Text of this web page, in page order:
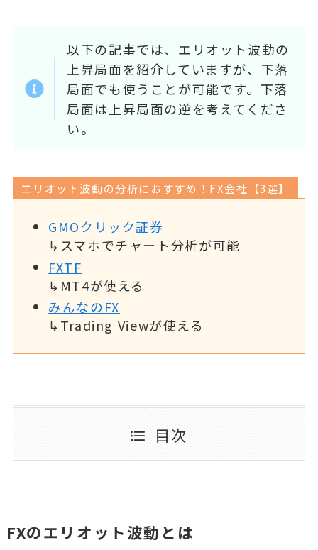
以下の記事では、エリオット波動の
上昇局面を紹介していますが、下落
局面でも使うことが可能です。下落
局面は上昇局面の逆を考えてくださ
い。
エリオット波動の分析におすすめ！FX会社【3選】
GMOクリック証券
↳スマホでチャート分析が可能
FXTF
↳MT4が使える
みんなのFX
↳Trading Viewが使える
目次
FXのエリオット波動とは